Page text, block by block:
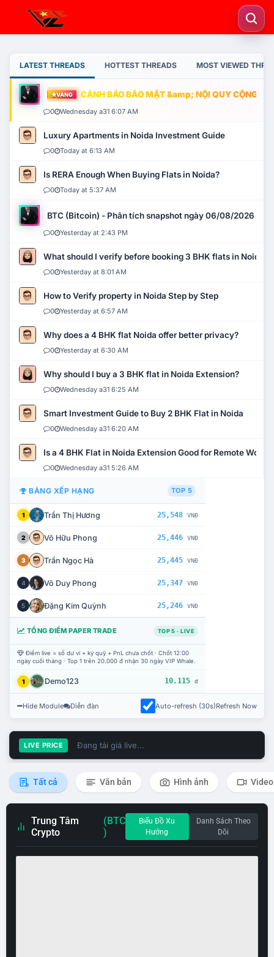
LATEST THREADS HOTTEST THREADS MOST VIEWED
VÀNG CẢNH BÁO BẢO MẬT &amp; NỘI QUY CỘNG
0 Wednesday a31 6:07 AM
Luxury Apartments in Noida Investment Guide
0 Today at 6:13 AM
Is RERA Enough When Buying Flats in Noida?
0 Today at 5:37 AM
BTC (Bitcoin) - Phân tích snapshot ngày 06/08/2026
0 Yesterday at 2:43 PM
What should I verify before booking 3 BHK flats in Noida?
0 Yesterday at 8:01 AM
How to Verify property in Noida Step by Step
0 Yesterday at 6:57 AM
Why does a 4 BHK flat Noida offer better privacy?
0 Yesterday at 6:30 AM
Why should I buy a 3 BHK flat in Noida Extension?
0 Wednesday a31 6:25 AM
Smart Investment Guide to Buy 2 BHK Flat in Noida
0 Wednesday a31 6:20 AM
Is a 4 BHK Flat in Noida Extension Good for Remote Work?
0 Wednesday a31 5:26 AM
BẢNG XẾP HẠNG TOP 5
1 Trần Thị Hương 25,548 VNĐ
2 Võ Hữu Phong 25,446 VNĐ
3 Trần Ngọc Hà 25,445 VNĐ
4 Võ Duy Phong 25,347 VNĐ
5 Đặng Kim Quỳnh 25,246 VNĐ
TỔNG ĐIỂM PAPER TRADE TOP 5 · LIVE
Điểm live = số dư ví + ký quỹ + PnL chưa chốt · Chốt 12:00
ngày cuối tháng · Top 1 trên 20.000 đ nhận 30 ngày VIP Whale.
1 Demo123 10.115 đ
Hide Module Diễn đàn Auto-refresh (30s)Refresh Now
LIVE PRICE Đang tải giá live...
Tất cả Văn bản Hình ảnh Video
Trung Tâm
Crypto
(BTC
)
Biểu Đồ Xu
Hướng
Danh Sách Theo
Dõi